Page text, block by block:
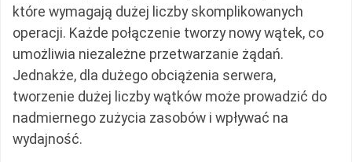
które wymagają dużej liczby skomplikowanych
operacji. Każde połączenie tworzy nowy wątek, co
umożliwia niezależne przetwarzanie żądań.
Jednakże, dla dużego obciążenia serwera,
tworzenie dużej liczby wątków może prowadzić do
nadmiernego zużycia zasobów i wpływać na
wydajność.